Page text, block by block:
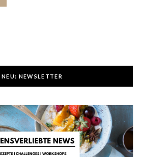
NEU: NEWSLETTER